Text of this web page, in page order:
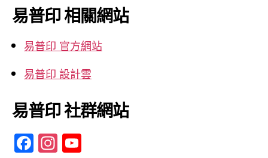
鍵
字:
易普印 相關網站
易普印 官方網站
易普印 設計雲
易普印 社群網站
F In